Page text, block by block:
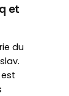
et
du